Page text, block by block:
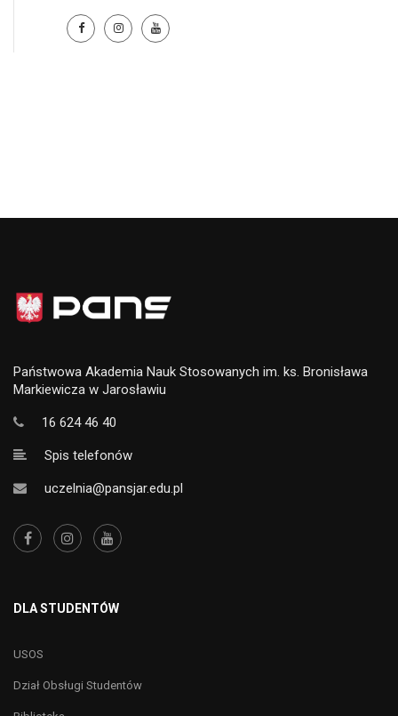
Państwowa Akademia Nauk Stosowanych im. ks. Bronisława
Markiewicza w Jarosławiu
16 624 46 40
Spis telefonów
uczelnia@pansjar.edu.pl
DLA STUDENTÓW
USOS
Dział Obsługi Studentów